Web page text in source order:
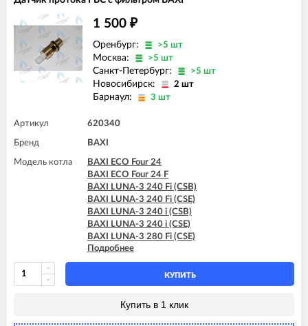
BAXI LUNA-3 COMFORT 240 Fi (CSE)
BAXI LUNA-3 COMFORT 240 i (CSE)
BAXI LUNA-3 COMFORT 240 i (CSZ)
BAXI LUNA-3 COMFORT 310 Fi (CSE)
BAXI LUNA-3 COMFORT 310 Fi (CSZ)
1 500 ₽
Оренбург: >5 шт
Москва: >5 шт
Санкт-Петербург: >5 шт
Новосибирск: 2 шт
Барнаул: 3 шт
Артикул 620340
Бренд BAXI
Модель котла
BAXI ECO Four 24
BAXI ECO Four 24 F
BAXI LUNA-3 240 Fi (CSB)
BAXI LUNA-3 240 Fi (CSE)
BAXI LUNA-3 240 i (CSB)
BAXI LUNA-3 240 i (CSE)
BAXI LUNA-3 280 Fi (CSE)
BAXI LUNA-3 310 Fi (CSB)
BAXI LUNA-3 310 Fi (CSE)
BAXI LUNA-3 COMFORT 240 Fi (CSE)
BAXI LUNA-3 COMFORT 240 Fi (CSZ)
BAXI LUNA-3 COMFORT 240 i (CSZ)
BAXI LUNA-3 COMFORT 310 Fi (CSE)
Подробнее
КУПИТЬ
Купить в 1 клик